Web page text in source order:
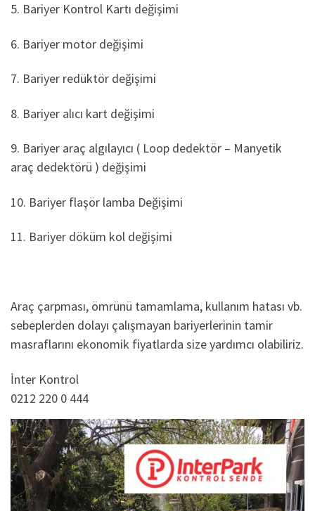
5. Bariyer Kontrol Kartı değişimi
6. Bariyer motor değişimi
7. Bariyer redüktör değişimi
8. Bariyer alıcı kart değişimi
9. Bariyer araç algılayıcı ( Loop dedektör – Manyetik
araç dedektörü ) değişimi
10. Bariyer flaşör lamba Değişimi
11. Bariyer döküm kol değişimi
Araç çarpması, ömrünü tamamlama, kullanım hatası vb.
sebeplerden dolayı çalışmayan bariyerlerinin tamir
masraflarını ekonomik fiyatlarda size yardımcı olabiliriz.
İnter Kontrol
0212 220 0 444